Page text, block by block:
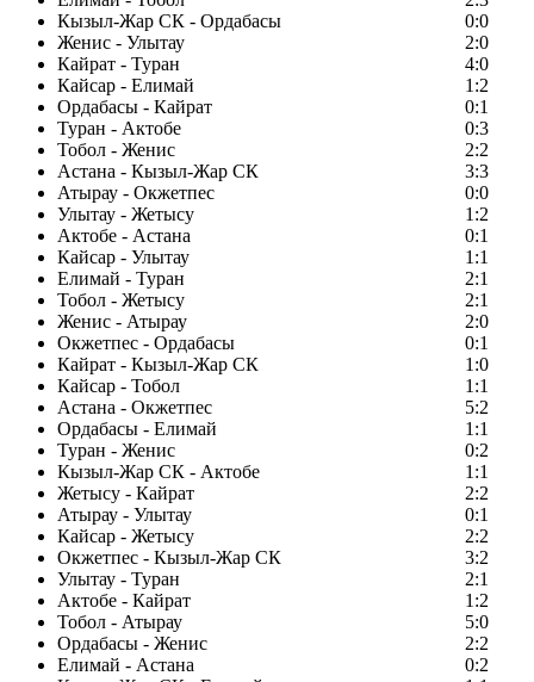
Кызыл-Жар СК - Ордабасы
0:0
Женис - Улытау
2:0
Кайрат - Туран
4:0
Кайсар - Елимай
1:2
Ордабасы - Кайрат
0:1
Туран - Актобе
0:3
Тобол - Женис
2:2
Астана - Кызыл-Жар СК
3:3
Атырау - Окжетпес
0:0
Улытау - Жетысу
1:2
Актобе - Астана
0:1
Кайсар - Улытау
1:1
Елимай - Туран
2:1
Тобол - Жетысу
2:1
Женис - Атырау
2:0
Окжетпес - Ордабасы
0:1
Кайрат - Кызыл-Жар СК
1:0
Кайсар - Тобол
1:1
Астана - Окжетпес
5:2
Ордабасы - Елимай
1:1
Туран - Женис
0:2
Кызыл-Жар СК - Актобе
1:1
Жетысу - Кайрат
2:2
Атырау - Улытау
0:1
Кайсар - Жетысу
2:2
Окжетпес - Кызыл-Жар СК
3:2
Улытау - Туран
2:1
Актобе - Кайрат
1:2
Тобол - Атырау
5:0
Ордабасы - Женис
2:2
Елимай - Астана
0:2